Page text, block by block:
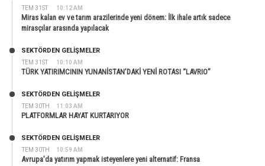
TEM 31ST 10:12 AM
Miras kalan ev ve tarım arazilerinde yeni dönem: İlk ihale artık sadece
mirasçılar arasında yapılacak
TEM 31ST 10:10 AM
SEKTÖRDEN GELIŞMELER
TÜRK YATIRIMCININ YUNANİSTAN’DAKİ YENİ ROTASI “LAVRIO”
TEM 30TH 11:03 AM
SEKTÖRDEN GELIŞMELER
PLATFORMLAR HAYAT KURTARIYOR
TEM 30TH 10:59 AM
SEKTÖRDEN GELIŞMELER
Avrupa’da yatırım yapmak isteyenlere yeni alternatif: Fransa